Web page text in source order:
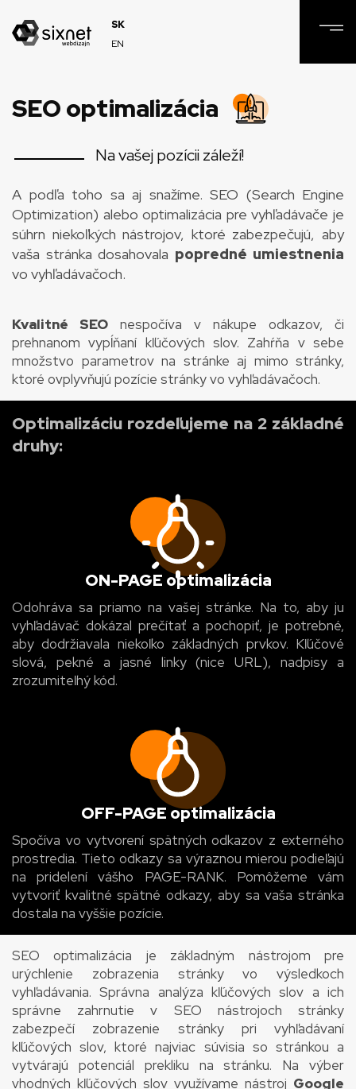
SK
EN
SEO optimalizácia
Na vašej pozícii záleží!
A podľa toho sa aj snažíme. SEO (Search Engine
Optimization) alebo optimalizácia pre vyhľadávače je
súhrn niekoľkých nástrojov, ktoré zabezpečujú, aby
vaša stránka dosahovala popredné umiestnenia
vo vyhľadávačoch.
Kvalitné SEO nespočíva v nákupe odkazov, či
prehnanom vypĺňaní kľúčových slov. Zahŕňa v sebe
množstvo parametrov na stránke aj mimo stránky,
ktoré ovplyvňujú pozície stránky vo vyhľadávačoch.
Optimalizáciu rozdeľujeme na 2 základné
druhy:
ON-PAGE optimalizácia
Odohráva sa priamo na vašej stránke. Na to, aby ju
vyhľadávač dokázal prečítať a pochopiť, je potrebné,
aby dodržiavala niekoľko základných prvkov. Kľúčové
slová, pekné a jasné linky (nice URL), nadpisy a
zrozumiteľný kód.
OFF-PAGE optimalizácia
Spočíva vo vytvorení spätných odkazov z externého
prostredia. Tieto odkazy sa výraznou mierou podieľajú
na pridelení vášho PAGE-RANK. Pomôžeme vám
vytvoriť kvalitné spätné odkazy, aby sa vaša stránka
dostala na vyššie pozície.
SEO optimalizácia je základným nástrojom pre
urýchlenie zobrazenia stránky vo výsledkoch
vyhľadávania. Správna analýza kľúčových slov a ich
správne zahrnutie v SEO nástrojoch stránky
zabezpečí zobrazenie stránky pri vyhľadávaní
kľúčových slov, ktoré najviac súvisia so stránkou a
vytvárajú potenciál prekliku na stránku. Na výber
vhodných kľúčových slov využívame nástroj Google